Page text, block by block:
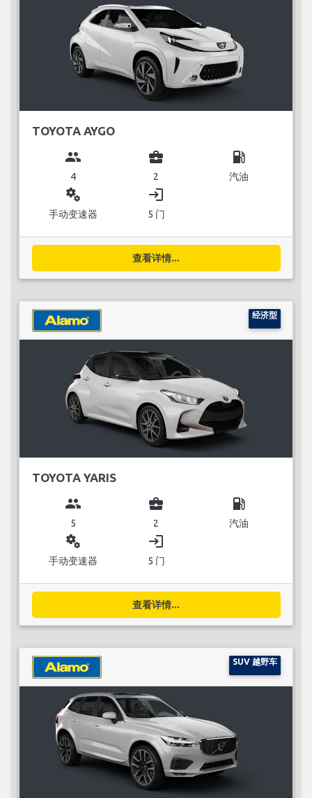
TOYOTA AYGO
group
4
business_center
2
local_gas_station
汽油
miscellaneous_services
手动变速器
login
5 门
查看详情...
经济型
TOYOTA YARIS
group
5
business_center
2
local_gas_station
汽油
miscellaneous_services
手动变速器
login
5 门
查看详情...
SUV 越野车